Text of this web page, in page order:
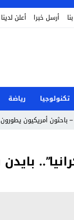
أرسل خبرا أعلن لدينا
تكنولوجيا رياضة
– باحثون أمريكيون
– إسعاد يونس: عادل
– بعد ست سنوات من
السندات الخليجية